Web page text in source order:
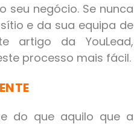
seu negócio. Se nunca
e da sua equipa de
artigo da YouLead,
processo mais fácil.
do que aquilo que a